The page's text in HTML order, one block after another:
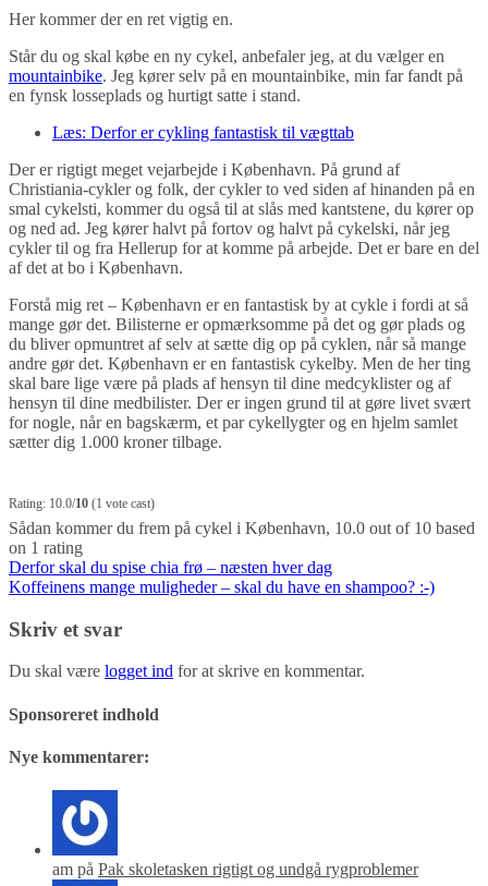
Her kommer der en ret vigtig en.
Står du og skal købe en ny cykel, anbefaler jeg, at du vælger en
mountainbike. Jeg kører selv på en mountainbike, min far fandt på
en fynsk losseplads og hurtigt satte i stand.
Læs: Derfor er cykling fantastisk til vægttab
Der er rigtigt meget vejarbejde i København. På grund af
Christiania-cykler og folk, der cykler to ved siden af hinanden på en
smal cykelsti, kommer du også til at slås med kantstene, du kører op
og ned ad. Jeg kører halvt på fortov og halvt på cykelski, når jeg
cykler til og fra Hellerup for at komme på arbejde. Det er bare en del
af det at bo i København.
Forstå mig ret – København er en fantastisk by at cykle i fordi at så
mange gør det. Bilisterne er opmærksomme på det og gør plads og
du bliver opmuntret af selv at sætte dig op på cyklen, når så mange
andre gør det. København er en fantastisk cykelby. Men de her ting
skal bare lige være på plads af hensyn til dine medcyklister og af
hensyn til dine medbilister. Der er ingen grund til at gøre livet svært
for nogle, når en bagskærm, et par cykellygter og en hjelm samlet
sætter dig 1.000 kroner tilbage.
Rating: 10.0/10 (1 vote cast)
Sådan kommer du frem på cykel i København, 10.0 out of 10 based
on 1 rating
Indlægsnavigation
Derfor skal du spise chia frø – næsten hver dag
Koffeinens mange muligheder – skal du have en shampoo? :-)
Skriv et svar
Du skal være logget ind for at skrive en kommentar.
Sponsoreret indhold
Nye kommentarer:
am på Pak skoletasken rigtigt og undgå rygproblemer